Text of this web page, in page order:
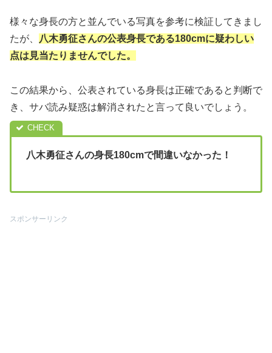
様々な身長の方と並んでいる写真を参考に検証してきまし
たが、
八木勇征さんの公表身長である180cmに疑わしい
点は見当たりませんでした。
この結果から、公表されている身長は正確であると判断で
き、サバ読み疑惑は解消されたと言って良いでしょう。
八木勇征さんの身長180cmで間違いなかった！
スポンサーリンク